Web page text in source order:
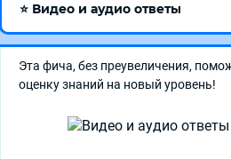
⭐ Видео и аудио ответы
Эта фича, без преувеличения,
оценку знаний на новый уровень!